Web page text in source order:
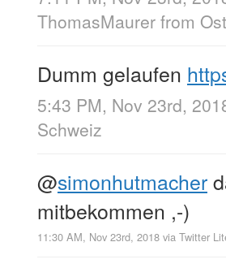
ThomasMaurer from
Dumm gelaufen
5:43 PM, Nov 23rd,
Schweiz
@simonhutmacher
mitbekommen ,-)
11:30 AM, Nov 23rd, 2018 via Twitter